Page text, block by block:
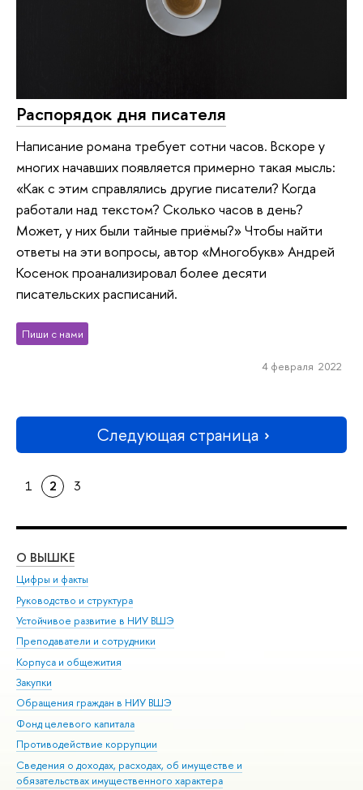
Распорядок дня писателя
Написание романа требует сотни часов. Вскоре у
многих начавших появляется примерно такая мысль:
«Как с этим справлялись другие писатели? Когда
работали над текстом? Сколько часов в день?
Может, у них были тайные приёмы?» Чтобы найти
ответы на эти вопросы, автор «Многобукв» Андрей
Косенок проанализировал более десяти
писательских расписаний.
Пиши с нами
4 февраля 2022
Следующая страница
1 2 3
О ВЫШКЕ
Цифры и факты
Руководство и структура
Устойчивое развитие в НИУ ВШЭ
Преподаватели и сотрудники
Корпуса и общежития
Закупки
Обращения граждан в НИУ ВШЭ
Фонд целевого капитала
Противодействие коррупции
Сведения о доходах, расходах, об имуществе и
обязательствах имущественного характера